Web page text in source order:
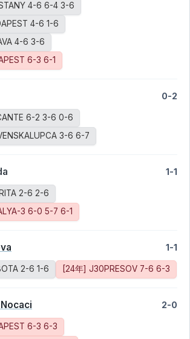
4-6 6-4 3-6
4-6 1-6
4-6 3-6
6-3 6-1
0-2
6-2 3-6 0-6
3-6 6-7
1-1
2-6 2-6
3 6-0 5-7 6-1
1-1
2-6 1-6 [24年] J30PRESOV 7-6 6-3
2-0
6-3 6-3